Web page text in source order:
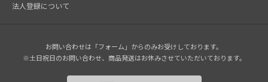
法人登録について
お問い合わせは「フォーム」からのみお受けしております。
※土日祝日のお問い合わせ、商品発送はお休みさせていただいております。